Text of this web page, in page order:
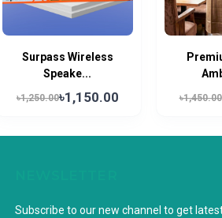
Surpass Wireless
Speake...
৳1,250.00৳1,150.00 ৳1,450.00
Subscribe to our new channel to get